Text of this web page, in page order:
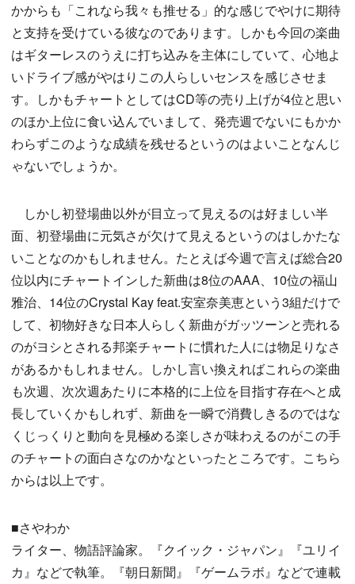
かからも「これなら我々も推せる」的な感じでやけに期待
と支持を受けている彼なのであります。しかも今回の楽曲
はギターレスのうえに打ち込みを主体にしていて、心地よ
いドライブ感がやはりこの人らしいセンスを感じさせま
す。しかもチャートとしてはCD等の売り上げが4位と思い
のほか上位に食い込んでいまして、発売週でないにもかか
わらずこのような成績を残せるというのはよいことなんじ
ゃないでしょうか。
しかし初登場曲以外が目立って見えるのは好ましい半
面、初登場曲に元気さが欠けて見えるというのはしかたな
いことなのかもしれません。たとえば今週で言えば総合20
位以内にチャートインした新曲は8位のAAA、10位の福山
雅治、14位のCrystal Kay feat.安室奈美恵という3組だけで
して、初物好きな日本人らしく新曲がガッツーンと売れる
のがヨシとされる邦楽チャートに慣れた人には物足りなさ
があるかもしれません。しかし言い換えればこれらの楽曲
も次週、次次週あたりに本格的に上位を目指す存在へと成
長していくかもしれず、新曲を一瞬で消費しきるのではな
くじっくりと動向を見極める楽しさが味わえるのがこの手
のチャートの面白さなのかなといったところです。こちら
からは以上です。
■さやわか
ライター、物語評論家。『クイック・ジャパン』『ユリイ
カ』などで執筆。『朝日新聞』『ゲームラボ』などで連載